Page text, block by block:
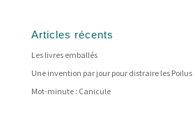
Articles récents
Les livres emballés
Une invention par jour pour distraire les Poilus
Mot-minute : Canicule